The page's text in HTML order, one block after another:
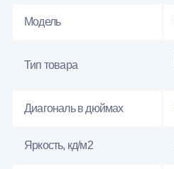
Модель
Тип товара
Диагональ в дюймах
Яркость, кд/м2